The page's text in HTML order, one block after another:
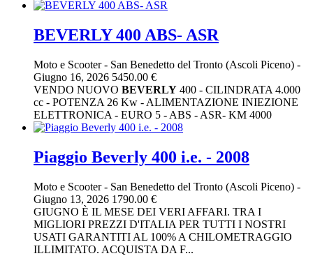
BEVERLY 400 ABS- ASR
Moto e Scooter- San Benedetto del Tronto (Ascoli Piceno) -
Giugno 16, 2026 5450.00 €
VENDO NUOVO BEVERLY 400 - CILINDRATA 4.000
cc - POTENZA 26 Kw - ALIMENTAZIONE INIEZIONE
ELETTRONICA - EURO 5 - ABS - ASR- KM 4000
Piaggio Beverly 400 i.e. - 2008
Moto e Scooter- San Benedetto del Tronto (Ascoli Piceno) -
Giugno 13, 2026 1790.00 €
GIUGNO È IL MESE DEI VERI AFFARI. TRA I
MIGLIORI PREZZI D'ITALIA PER TUTTI I NOSTRI
USATI GARANTITI AL 100% A CHILOMETRAGGIO
ILLIMITATO. ACQUISTA DA F...